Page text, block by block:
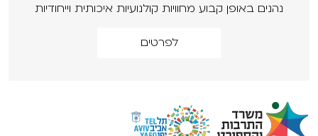
נהנים באופן קבוע מחוויות קולנועיות איכותית וייחודיות
לפרטים